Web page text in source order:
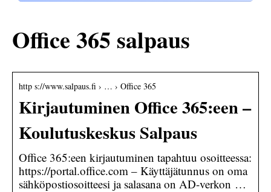
Office 365 salpaus
http s://www.salpaus.fi › … › Office 365
Kirjautuminen Office 365:een –
Koulutuskeskus Salpaus
Office 365:een kirjautuminen tapahtuu osoitteessa:
https://portal.office.com – Käyttäjätunnus on oma
sähköpostiosoitteesi ja salasana on AD-verkon …